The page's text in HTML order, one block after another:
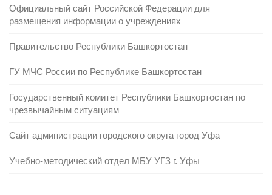
Официальный сайт Российской Федерации для
размещения информации о учреждениях
Правительство Республики Башкортостан
ГУ МЧС России по Республике Башкортостан
Государственный комитет Республики Башкортостан по
чрезвычайным ситуациям
Сайт администрации городского округа город Уфа
Учебно-методический отдел МБУ УГЗ г. Уфы